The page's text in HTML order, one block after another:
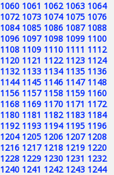
1060 1061 1062 1063 1064
1072 1073 1074 1075 1076
1084 1085 1086 1087 1088
1096 1097 1098 1099 1100
1108 1109 1110 1111 1112
1120 1121 1122 1123 1124
1132 1133 1134 1135 1136
1144 1145 1146 1147 1148
1156 1157 1158 1159 1160
1168 1169 1170 1171 1172
1180 1181 1182 1183 1184
1192 1193 1194 1195 1196
1204 1205 1206 1207 1208
1216 1217 1218 1219 1220
1228 1229 1230 1231 1232
1240 1241 1242 1243 1244